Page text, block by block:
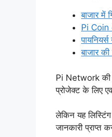
बाजार में
Pi Coin
बाजार
Pi Network की
प्रोजेक्ट के लिए
लेकिन यह
जानकारी प्राप्त